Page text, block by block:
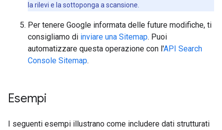
la rilevi e la sottoponga a scansione.
Per tenere Google informata delle future modifiche, ti
consigliamo di inviare una Sitemap. Puoi
automatizzare questa operazione con l'API Search
Console Sitemap.
Esempi
I seguenti esempi illustrano come includere dati strutturati